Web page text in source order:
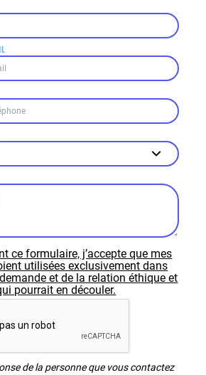
ce formulaire, j’accepte que mes
utilisées exclusivement dans
et de la relation éthique et
pourrait en découler.
de la personne que vous contactez